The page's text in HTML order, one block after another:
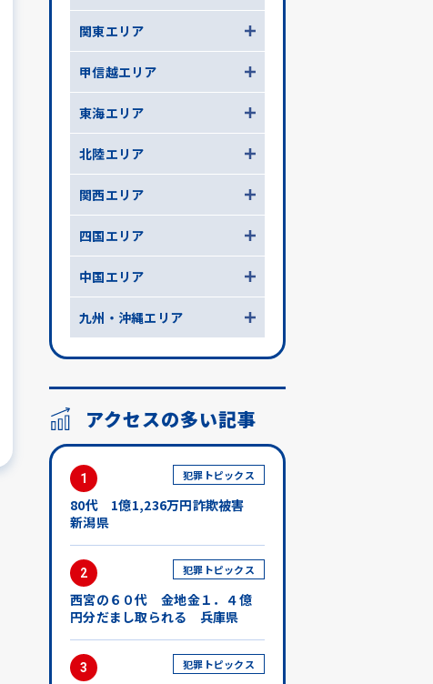
関東エリア
甲信越エリア
東海エリア
北陸エリア
関西エリア
四国エリア
中国エリア
九州・沖縄エリア
アクセスの多い記事
1 犯罪トピックス
80代 1億1,236万円詐欺被害
新潟県
2 犯罪トピックス
西宮の６０代 金地金１．４億
円分だまし取られる 兵庫県
3 犯罪トピックス